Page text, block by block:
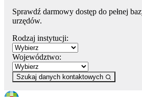
Sprawdź darmowy dostęp do pełnej
urzędów.
Rodzaj instytucji:
Województwo:
Szukaj danych kontaktowych